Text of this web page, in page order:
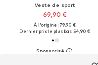
Veste de sport
69,90 €
À l'origine : 79,90 €
Dernier prix le plus bas :54,90 €